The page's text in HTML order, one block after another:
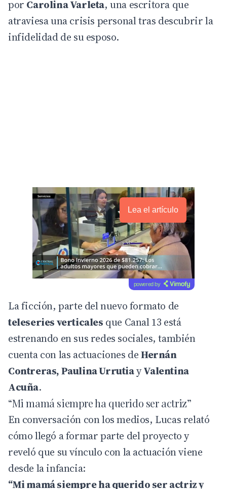
por Carolina Varleta, una escritora que
atraviesa una crisis personal tras descubrir la
infidelidad de su esposo.
Lea el artículo
powered by
La ficción, parte del nuevo formato de
teleseries verticales que Canal 13 está
estrenando en sus redes sociales, también
cuenta con las actuaciones deHernán
Contreras, Paulina UrrutiayValentina
Acuña.
“Mi mamá siempre ha querido ser actriz”
En conversación con los medios, Lucas relató
cómo llegó a formar parte del proyecto y
reveló que su vínculo con la actuación viene
desde la infancia:
“Mi mamá siempre ha querido ser actriz y